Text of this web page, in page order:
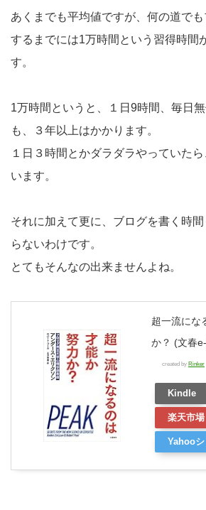
あくまでも平均値ですが、何の道で
するまでには1万時間という習得時間
す。
1万時間というと、１日9時間、毎日
も、３年以上はかかります。
１日３時間とかダラダラやっていた
います。
それに加えて更に、ブログを書く時
らないわけです。
とてもそんなの出来ませんよね。
超一流にな
か？ (文春
created by Rinker
Kindle
楽天市場
Yahoo